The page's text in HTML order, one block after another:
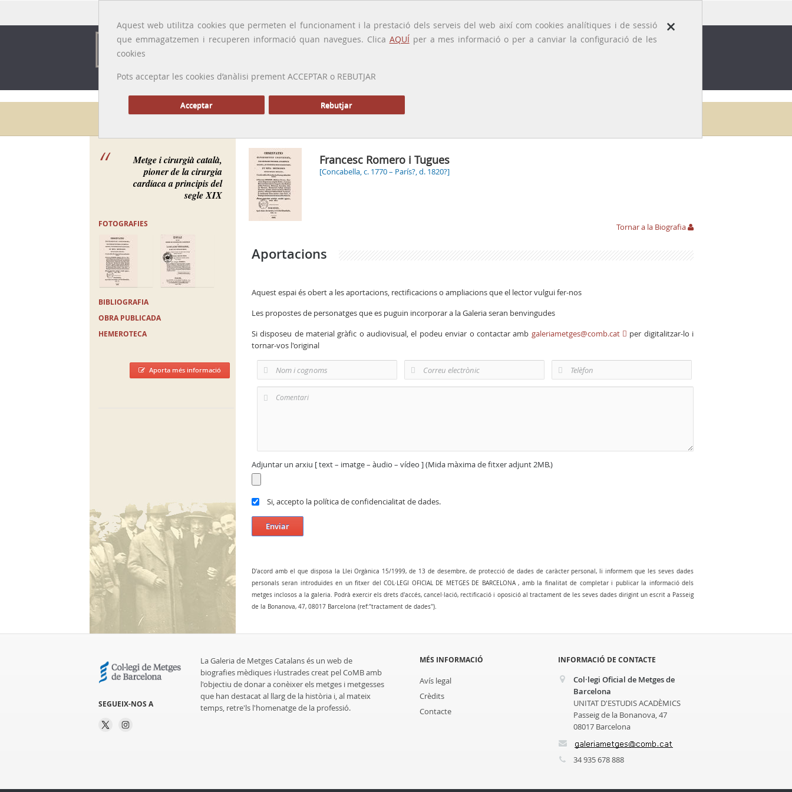
×
Aquest web utilitza cookies que permeten el funcionament i la prestació dels serveis del web així com cookies analítiques i de sessió
que emmagatzemen i recuperen informació quan navegues. Clica AQUÍper a mes informació o per a canviar la configuració de les
cookies
Pots acceptar les cookies d’anàlisi prement ACCEPTAR o REBUTJAR
Acceptar Rebutjar
PRESENTACIÓ GALERIA
Galeria de metges
Metge i cirurgià català,
pioner de la cirurgia
cardíaca a principis del
segle XIX
FOTOGRAFIES
BIBLIOGRAFIA
OBRA PUBLICADA
HEMEROTECA
Aporta més informació
Francesc Romero i Tugues
[Concabella, c. 1770 – París?, d. 1820?]
Tornar a la Biografia
Aportacions
Aquest espai és obert a les aportacions, rectificacions o ampliacions que el lector vulgui fer-nos
Les propostes de personatges que es puguin incorporar a la Galeria seran benvingudes
Si disposeu de material gràfic o audiovisual, el podeu enviar o contactar amb galeriametges@comb.cat
per digitalitzar-lo i
tornar-vos l'original
Adjuntar un arxiu [ text – imatge – àudio – vídeo ] (Mida màxima de fitxer adjunt 2MB.)
Si, accepto la política de confidencialitat de dades.
Enviar
D'acord amb el que disposa la Llei Orgànica 15/1999, de 13 de desembre, de protecció de dades de caràcter personal, li informem que les seves dades
personals seran introduïdes en un fitxer del COL·LEGI OFICIAL DE METGES DE BARCELONA , amb la finalitat de completar i publicar la informació dels
metges inclosos a la galeria. Podrà exercir els drets d'accés, cancel·lació, rectificació i oposició al tractament de les seves dades dirigint un escrit a Passeig
de la Bonanova, 47, 08017 Barcelona (ref:"tractament de dades").
SEGUEIX-NOS A
La Galeria de Metges Catalans és un web de
biografies mèdiques i·lustrades creat pel CoMB amb
l'objectiu de donar a conèixer els metges i metgesses
que han destacat al llarg de la història i, al mateix
temps, retre'ls l'homenatge de la professió.
MÉS INFORMACIÓ
Avís legal
Crèdits
Contacte
INFORMACIÓ DE CONTACTE
Col·legi Oficial de Metges de
Barcelona
UNITAT D'ESTUDIS ACADÈMICS
Passeig de la Bonanova, 47
08017 Barcelona
34 935 678 888